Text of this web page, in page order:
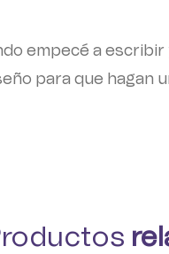
empecé a
para que hagan